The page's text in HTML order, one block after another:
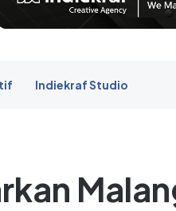
Indiekraf Studio